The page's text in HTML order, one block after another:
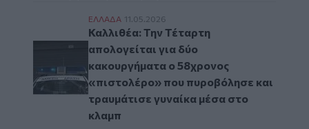
Καλλιθέα: Την Τέταρτη απολογείται για
ΕΛΛAΔΑ 11.05.2026
Καλλιθέα: Την Τέταρτη
απολογείται για δύο
κακουργήματα ο 58χρονος
«πιστολέρο» που πυροβόλησε και
τραυμάτισε γυναίκα μέσα στο
κλαμπ